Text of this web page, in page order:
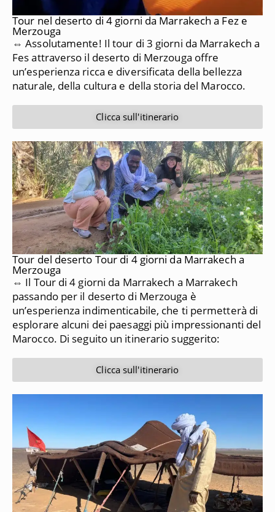
Tour nel deserto di 4 giorni da Marrakech a Fez e
Merzouga
⇔ Assolutamente! Il tour di 3 giorni da Marrakech a
Fes attraverso il deserto di Merzouga offre
un’esperienza ricca e diversificata della bellezza
naturale, della cultura e della storia del Marocco.
Clicca sull'itinerario
Tour del deserto Tour di 4 giorni da Marrakech a
Merzouga
⇔ Il Tour di 4 giorni da Marrakech a Marrakech
passando per il deserto di Merzouga è
un’esperienza indimenticabile, che ti permetterà di
esplorare alcuni dei paesaggi più impressionanti del
Marocco. Di seguito un itinerario suggerito:
Clicca sull'itinerario